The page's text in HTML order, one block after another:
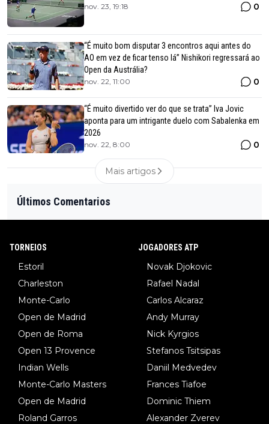
nov. 23, 19:18 0
“É muito bom disputar 3 encontros aqui antes do
AO em vez de ficar tenso lá” Nishikori regressará ao
Open da Austrália?
nov. 22, 11:00 0
“É muito divertido ver do que se trata” Iva Jovic
aponta para um intrigante duelo com Sabalenka em
2026
nov. 22, 8:00 0
Mais artigos
Últimos Comentarios
TORNEIOS
Estoril
Charleston
Monte-Carlo
Open de Madrid
Open de Roma
Open 13 Provence
Indian Wells
Monte-Carlo Masters
Open de Madrid
Roland Garros
JOGADORES ATP
Novak Djokovic
Rafael Nadal
Carlos Alcaraz
Andy Murray
Nick Kyrgios
Stefanos Tsitsipas
Daniil Medvedev
Frances Tiafoe
Dominic Thiem
Alexander Zverev